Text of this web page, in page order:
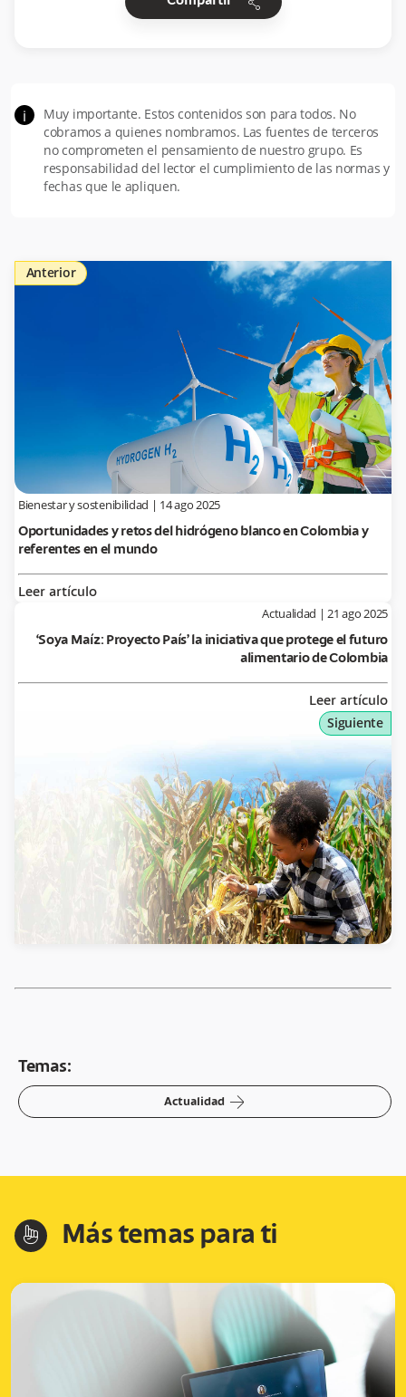
i
Muy importante. Estos contenidos son para todos. No
cobramos a quienes nombramos. Las fuentes de terceros
no comprometen el pensamiento de nuestro grupo. Es
responsabilidad del lector el cumplimiento de las normas y
fechas que le apliquen.
Anterior
Bienestar y sostenibilidad | 14 ago 2025
Oportunidades y retos del hidrógeno blanco en Colombia y
referentes en el mundo
Leer artículo
Siguiente
Actualidad |21 ago 2025
‘Soya Maíz: Proyecto País’ la iniciativa que protege el futuro
alimentario de Colombia
Leer artículo
Temas:
Actualidad arrow-right
hand-index Más temas para ti